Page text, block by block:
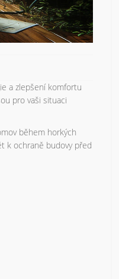
a zlepšení komfortu
pro vaši situaci
během horkých
k ochraně budovy před